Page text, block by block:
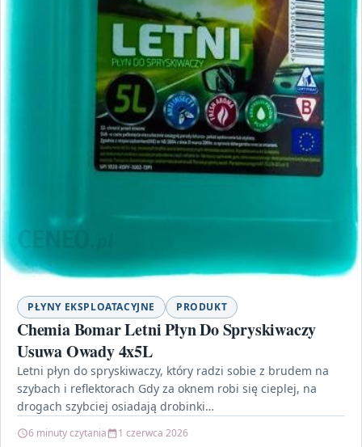
PŁYNY EKSPLOATACYJNE PRODUKT
Chemia Bomar Letni Płyn Do Spryskiwaczy
Usuwa Owady 4x5L
Letni płyn do spryskiwaczy, który radzi sobie z brudem na
szybach i reflektorach Gdy za oknem robi się cieplej, na
drogach szybciej osiadają drobinki…
6 minuty czytania 1 czerwca 2026